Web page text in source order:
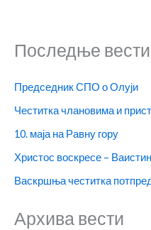
Последње вести
Председник СПО о Олуји
Честитка члановима и
10. маја на Равну гору
Христос воскресе –
Васкршња честитка
Архива вести